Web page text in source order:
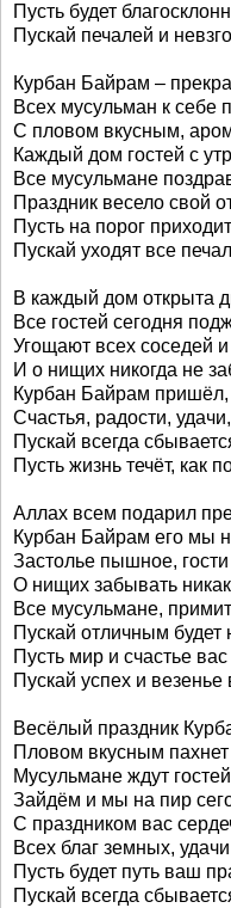
Пусть будет
Пускай печалей и
Курбан Байрам –
Всех мусульман к себе
С пловом вкусным,
Каждый дом гостей с
Все мусульмане
Праздник весело свой
Пусть на порог
Пускай уходят все
В каждый дом открыта
Все гостей сегодня
Угощают всех соседей и
И о нищих никогда не
Курбан Байрам
Счастья, радости,
Пускай всегда
Пусть жизнь течёт, как
Аллах всем подарил
Курбан Байрам его мы
Застолье пышное, гости
О нищих забывать никак
Все мусульмане,
Пускай отличным будет
Пусть мир и счастье
Пускай успех и везенье
Весёлый праздник
Пловом вкусным
Мусульмане ждут
Зайдём и мы на пир
С праздником вас
Всех благ земных,
Пусть будет путь ваш
Пускай всегда